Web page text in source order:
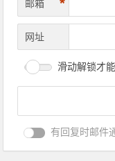
邮箱 *
网址
滑动解锁才
有回复时邮件